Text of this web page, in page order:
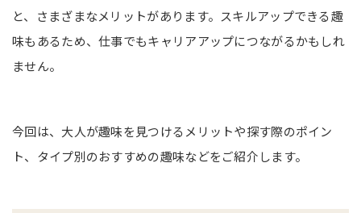
と、さまざまなメリットがあります。スキルアップできる趣
味もあるため、仕事でもキャリアアップにつながるかもしれ
ません。
今回は、大人が趣味を見つけるメリットや探す際のポイン
ト、タイプ別のおすすめの趣味などをご紹介します。